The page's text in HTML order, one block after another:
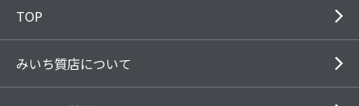
TOP
みいち質店について